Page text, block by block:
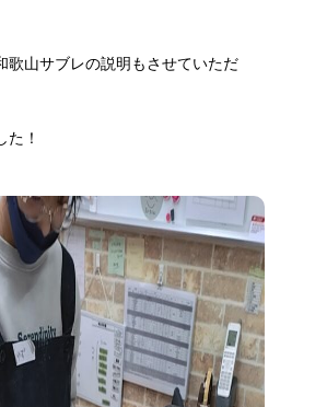
歌山サブレの説明もさせていただ
た！